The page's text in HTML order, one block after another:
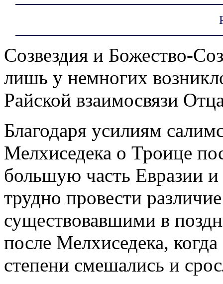
Созвездия и Божество-
лишь у немногих
Райской взаимосвязи
Благодаря усилиям
Мелхиседека о Троице
большую часть Евразии
трудно провести
существовавшими в
после Мелхиседека,
степени смешались и